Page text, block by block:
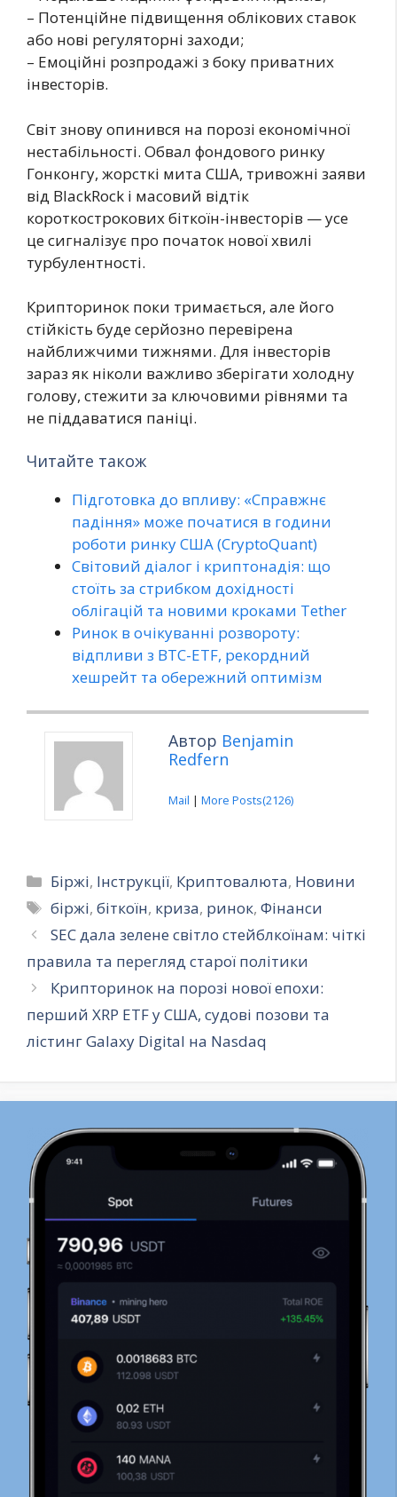
– Потенційне підвищення облікових ставок
або нові регуляторні заходи;
– Емоційні розпродажі з боку приватних
інвесторів.
Світ знову опинився на порозі економічної
нестабільності. Обвал фондового ринку
Гонконгу, жорсткі мита США, тривожні заяви
від BlackRock і масовий відтік
короткострокових біткоїн-інвесторів — усе
це сигналізує про початок нової хвилі
турбулентності.
Крипторинок поки тримається, але його
стійкість буде серйозно перевірена
найближчими тижнями. Для інвесторів
зараз як ніколи важливо зберігати холодну
голову, стежити за ключовими рівнями та
не піддаватися паніці.
Читайте також
Підготовка до впливу: «Справжнє
падіння» може початися в години
роботи ринку США (CryptoQuant)
Світовий діалог і криптонадія: що
стоїть за стрибком дохідності
облігацій та новими кроками Tether
Ринок в очікуванні розвороту:
відпливи з BTC-ETF, рекордний
хешрейт та обережний оптимізм
Автор Benjamin
Redfern
Mail | More Posts(2126)
Категорії
Біржі, Інструкції, Криптовалюта, Новини
Позначки
біржі,біткоїн, криза, ринок,Фінанси
SEC дала зелене світло стейблкоїнам: чіткі
правила та перегляд старої політики
Крипторинок на порозі нової епохи:
перший XRP ETF у США, судові позови та
лістинг Galaxy Digital на Nasdaq